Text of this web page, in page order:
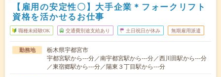
【雇用の安定性〇】大手企業＊フォークリフト
資格を活かせるお仕事
職種未経験OK 交通費別途支給あり 土日祝日が休み 無期雇用派遣
勤務地
栃木県宇都宮市
宇都宮駅から---分／南宇都宮駅から---分／西川田駅から---分
／東宿郷駅から---分／陽東３丁目駅から---分